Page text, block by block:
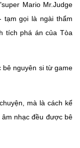
Mario Mr.Judge
tạm gọi là ngài thẩm
tích phá án của Tòa
mà là cách kể
nhạc đều được bê